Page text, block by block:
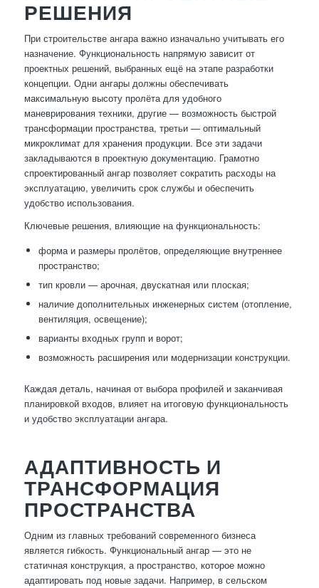
РЕШЕНИЯ
При строительстве ангара важно изначально учитывать его
назначение. Функциональность напрямую зависит от
проектных решений, выбранных ещё на этапе разработки
концепции. Одни ангары должны обеспечивать
максимальную высоту пролёта для удобного
маневрирования техники, другие — возможность быстрой
трансформации пространства, третьи — оптимальный
микроклимат для хранения продукции. Все эти задачи
закладываются в проектную документацию. Грамотно
спроектированный ангар позволяет сократить расходы на
эксплуатацию, увеличить срок службы и обеспечить
удобство использования.
Ключевые решения, влияющие на функциональность:
форма и размеры пролётов, определяющие внутреннее
пространство;
тип кровли — арочная, двускатная или плоская;
наличие дополнительных инженерных систем (отопление,
вентиляция, освещение);
варианты входных групп и ворот;
возможность расширения или модернизации конструкции.
Каждая деталь, начиная от выбора профилей и заканчивая
планировкой входов, влияет на итоговую функциональность
и удобство эксплуатации ангара.
АДАПТИВНОСТЬ И
ТРАНСФОРМАЦИЯ
ПРОСТРАНСТВА
Одним из главных требований современного бизнеса
является гибкость. Функциональный ангар — это не
статичная конструкция, а пространство, которое можно
адаптировать под новые задачи. Например, в сельском